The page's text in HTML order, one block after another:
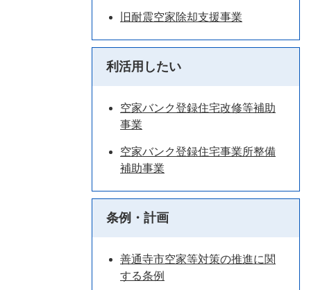
旧耐震空家除却支援事業
利活用したい
空家バンク登録住宅改修等補助
事業
空家バンク登録住宅事業所整備
補助事業
条例・計画
善通寺市空家等対策の推進に関
する条例